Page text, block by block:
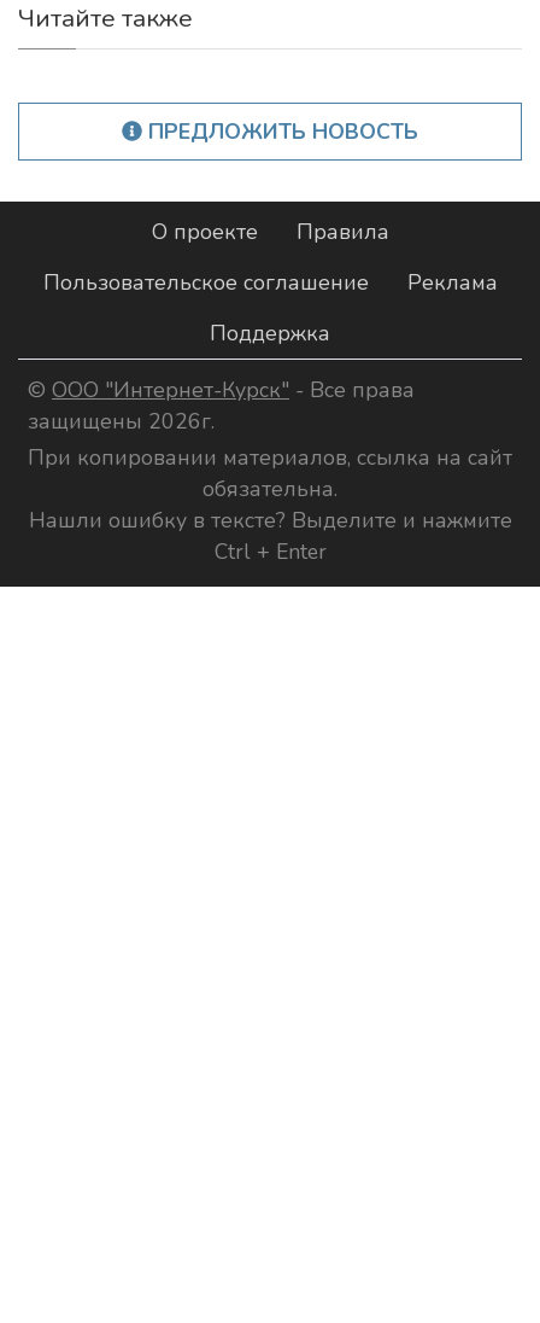
Читайте также
ПРЕДЛОЖИТЬ НОВОСТЬ
О проекте
Правила
Пользовательское соглашение
Реклама
Поддержка
© ООО "Интернет-Курск" - Все права
защищены 2026г.
При копировании материалов, ссылка на сайт
обязательна.
Нашли ошибку в тексте? Выделите и нажмите
Ctrl + Enter